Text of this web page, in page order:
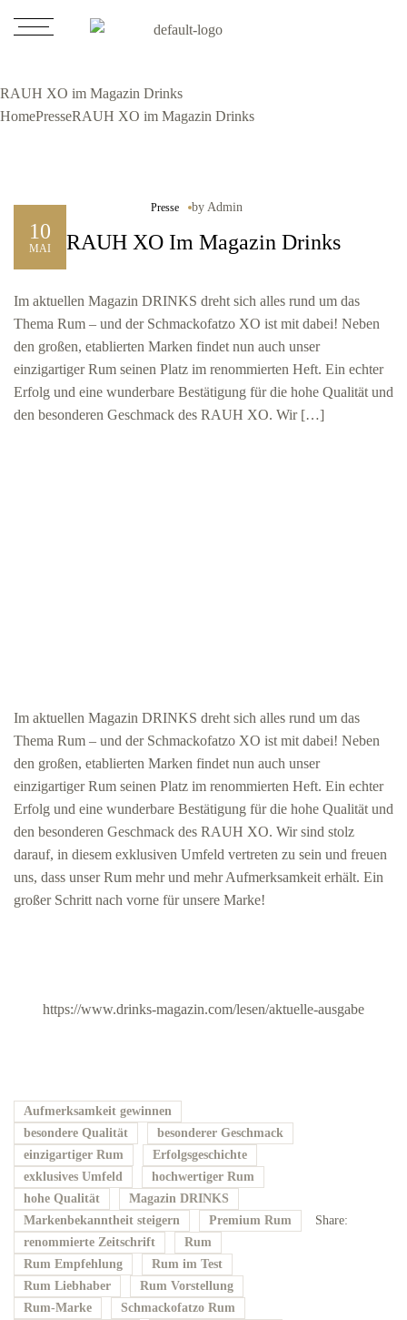
RAUH XO im Magazin Drinks
HomePresseRAUH XO im Magazin Drinks
10
MAI
Presse by Admin
RAUH XO Im Magazin Drinks
Im aktuellen Magazin DRINKS dreht sich alles rund um das
Thema Rum – und der Schmackofatzo XO ist mit dabei! Neben
den großen, etablierten Marken findet nun auch unser
einzigartiger Rum seinen Platz im renommierten Heft. Ein echter
Erfolg und eine wunderbare Bestätigung für die hohe Qualität und
den besonderen Geschmack des RAUH XO. Wir […]
Im aktuellen Magazin DRINKS dreht sich alles rund um das
Thema Rum – und der Schmackofatzo XO ist mit dabei! Neben
den großen, etablierten Marken findet nun auch unser
einzigartiger Rum seinen Platz im renommierten Heft. Ein echter
Erfolg und eine wunderbare Bestätigung für die hohe Qualität und
den besonderen Geschmack des RAUH XO. Wir sind stolz
darauf, in diesem exklusiven Umfeld vertreten zu sein und freuen
uns, dass unser Rum mehr und mehr Aufmerksamkeit erhält. Ein
großer Schritt nach vorne für unsere Marke!
https://www.drinks-magazin.com/lesen/aktuelle-ausgabe
Aufmerksamkeit gewinnen
besondere Qualität
besonderer Geschmack
einzigartiger Rum
Erfolgsgeschichte
exklusives Umfeld
hochwertiger Rum
hohe Qualität
Magazin DRINKS
Markenbekanntheit steigern
Premium Rum
renommierte Zeitschrift
Rum
Rum Empfehlung
Rum im Test
Rum Liebhaber
Rum Vorstellung
Rum-Marke
Schmackofatzo Rum
Share: